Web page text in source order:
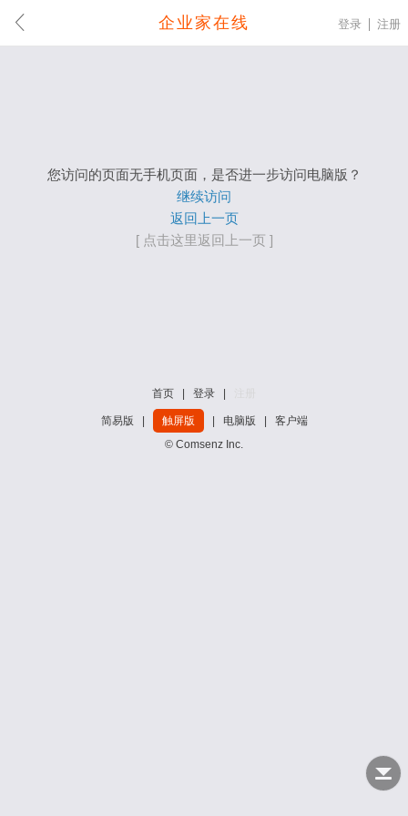
企业家在线 登录 注册
您访问的页面无手机页面，是否进一步访问电脑版？
继续访问
返回上一页
[ 点击这里返回上一页 ]
首页 登录
简易版 触屏版 电脑版
客户端
© Comsenz Inc.